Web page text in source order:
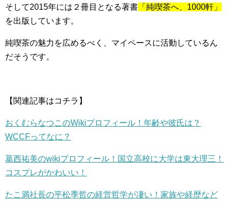
そして2015年には２冊目となる著書 「純喫茶へ、1000軒」
を出版しています。
純喫茶の魅力を広めるべく、マイペースに活動しているん
だそうです。
【関連記事はコチラ】
おくむらなつこのWikiプロフィール！年齢や彼氏は？
WCCFってなに？
葛西祐美のwikiプロフィール！国立高校に大学は東大理三！
コスプレがかわいい！
たこ満社長の平松季哲の経営哲学が凄い！家族や経歴など